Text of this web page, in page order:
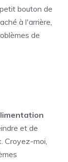
bouton de
à l'arrière,
de
et de
Croyez-moi,